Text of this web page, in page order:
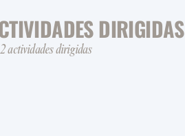
DIRIGIDAS
actividades dirigidas